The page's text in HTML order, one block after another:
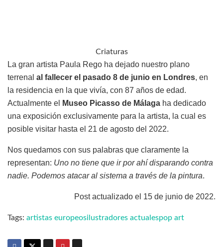
Criaturas
La gran artista Paula Rego ha dejado nuestro plano
terrenal al fallecer el pasado 8 de junio en Londres, en
la residencia en la que vivía, con 87 años de edad.
Actualmente el
Museo Picasso de Málaga ha dedicado
una exposición exclusivamente para la artista, la cual es
posible visitar hasta el 21 de agosto del 2022.
Nos quedamos con sus palabras que claramente la
representan: Uno no tiene que ir por ahí disparando contra
nadie. Podemos atacar al sistema a través de la pintura.
Post actualizado el 15 de junio de 2022.
Tags: artistas europeosilustradores actualespop art